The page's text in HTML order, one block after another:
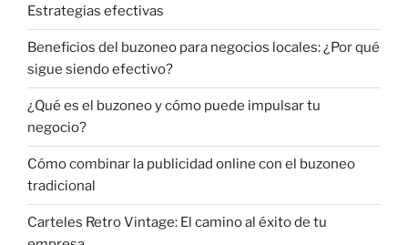
Estrategias efectivas
Beneficios del buzoneo para negocios locales: ¿Por qué
sigue siendo efectivo?
¿Qué es el buzoneo y cómo puede impulsar tu
negocio?
Cómo combinar la publicidad online con el buzoneo
tradicional
Carteles Retro Vintage: El camino al éxito de tu